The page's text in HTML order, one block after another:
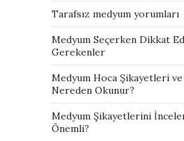
Tarafsız medyum yorumları
Medyum Seçerken Dikkat
Gerekenler
Medyum Hoca Şikayetleri
Nereden Okunur?
Medyum Şikayetlerini
Önemli?